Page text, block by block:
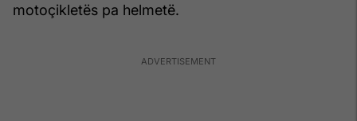
motoçikletës pa helmetë.